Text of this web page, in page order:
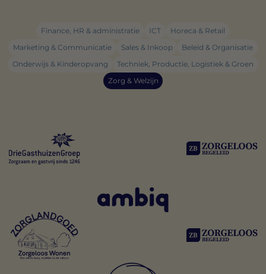
Finance, HR & administratie ICT
Horeca & Retail
Marketing & Communicatie
Sales & Inkoop
Beleid & Organisatie
Onderwijs & Kinderopvang
Techniek, Productie, Logistiek & Groen
Zorg & Welzijn